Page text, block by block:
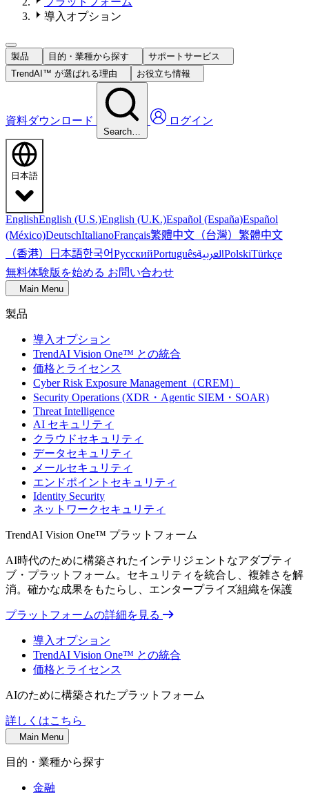
導入オプション
製品 目的・業種から探す
サポートサービス
TrendAI™ が選ばれる理由
お役立ち情報
資料ダウンロード
Search…
ログイン
日本語
EnglishEnglish (U.S.)English (U.K.)Español (España)Español
(México)DeutschItalianoFrançais繁體中文（台灣） 繁體中文
（香港） 日本語한국어РусскийPortuguêsالعربيةPolskiTürkçe
無料体験版を始める お問い合わせ
Main Menu
製品
導入オプション
TrendAI Vision One™ との統合
価格とライセンス
Cyber Risk Exposure Management（CREM）
Security Operations (XDR・Agentic SIEM・SOAR)
Threat Intelligence
AI セキュリティ
クラウドセキュリティ
データセキュリティ
メールセキュリティ
エンドポイントセキュリティ
Identity Security
ネットワークセキュリティ
TrendAI Vision One™ プラットフォーム
AI時代のために構築されたインテリジェントなアダプティ
ブ・プラットフォーム。セキュリティを統合し、複雑さを解
消。確かな成果をもたらし、エンタープライズ組織を保護
プラットフォームの詳細を見る
導入オプション
TrendAI Vision One™ との統合
価格とライセンス
AIのために構築されたプラットフォーム
詳しくはこちら
Main Menu
目的・業種から探す
金融